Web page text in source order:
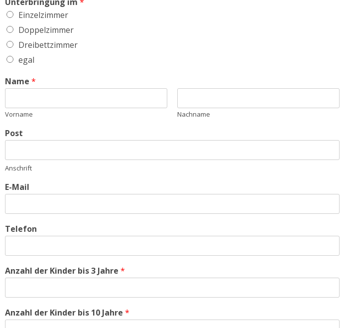
Einzelzimmer
Doppelzimmer
Dreibettzimmer
egal
Name *
Vorname Nachname
Post
Anschrift
E-Mail
Telefon
Anzahl der Kinder bis 3 Jahre *
Anzahl der Kinder bis 10 Jahre *